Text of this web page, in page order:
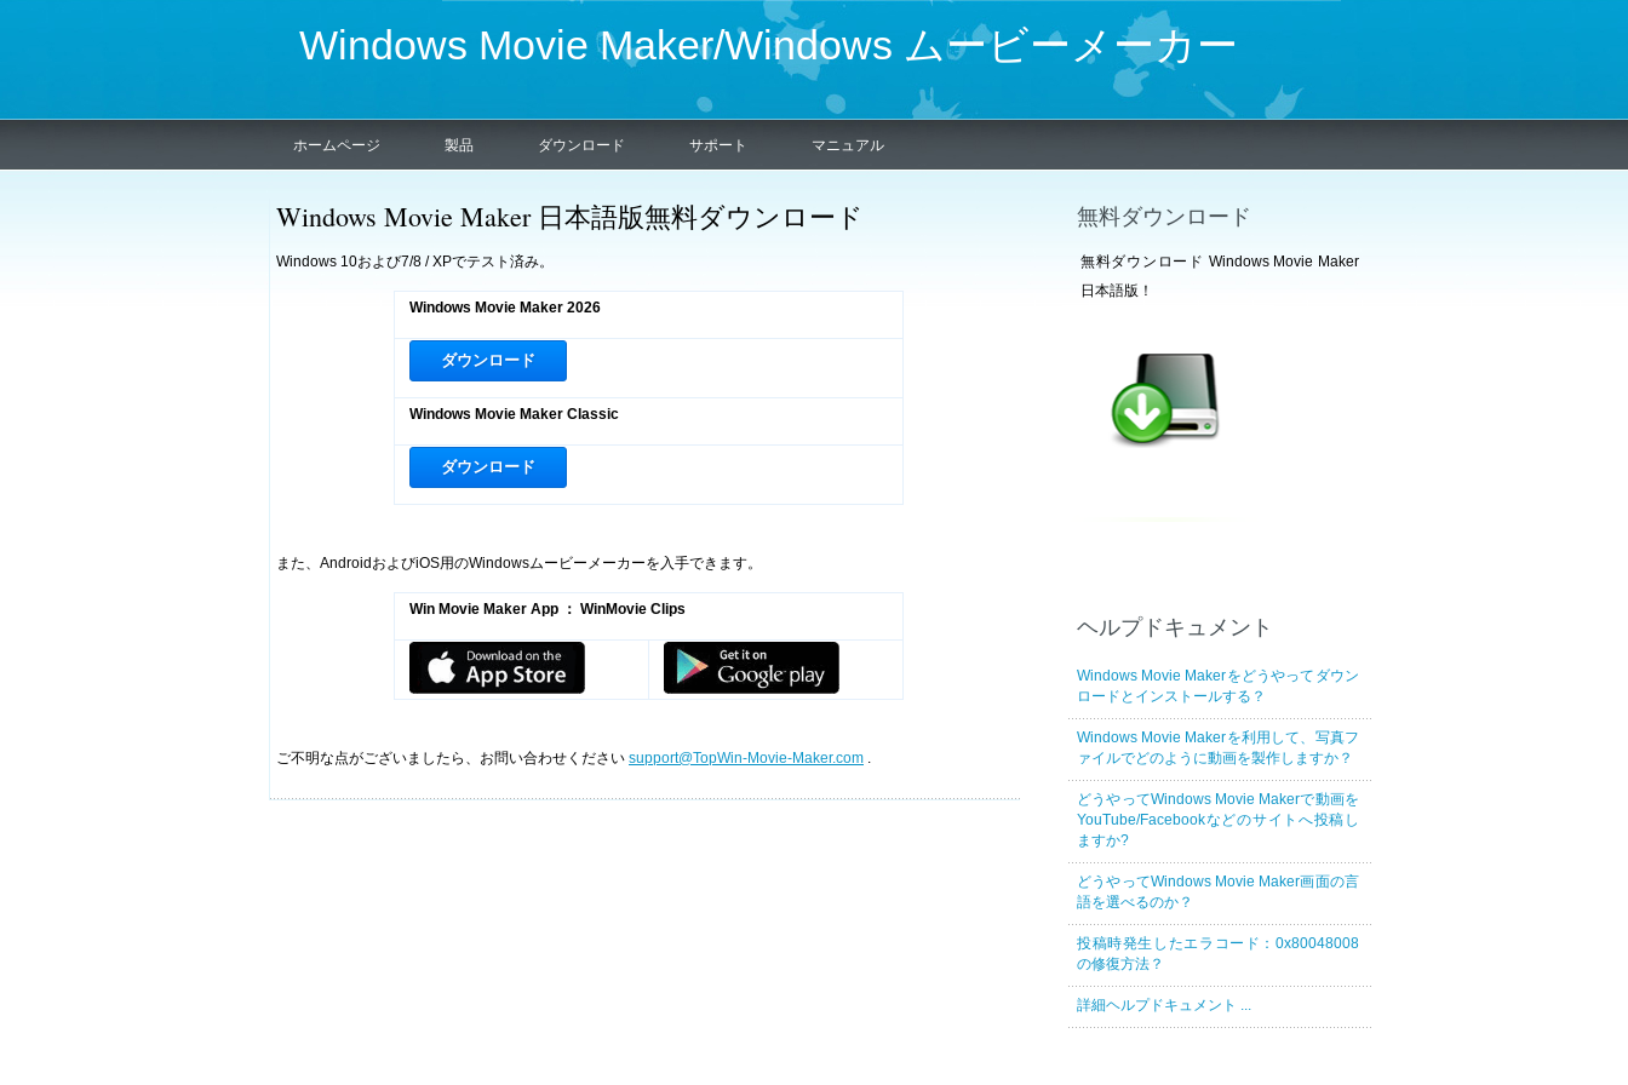
Windows Movie Maker/Windows ムービーメーカー
ホームページ 製品 ダウンロード サポート マニュアル
Windows Movie Maker 日本語版無料ダウンロード
Windows 10および7/8 / XPでテスト済み。
Windows Movie Maker 2026
ダウンロード
Windows Movie Maker Classic
ダウンロード
また、AndroidおよびiOS用のWindowsムービーメーカーを入手できます。
Win Movie Maker App ： WinMovie Clips
ご不明な点がございましたら、お問い合わせください support@TopWin-Movie-Maker.com .
無料ダウンロード
無料ダウンロード Windows Movie Maker
日本語版！
ヘルプドキュメント
Windows Movie Makerをどうやってダウン
ロードとインストールする？
Windows Movie Makerを利用して、写真フ
ァイルでどのように動画を製作しますか？
どうやってWindows Movie Makerで動画を
YouTube/Facebookなどのサイトへ投稿し
ますか?
どうやってWindows Movie Maker画面の言
語を選べるのか？
投稿時発生したエラコード：0x80048008
の修復方法？
詳細ヘルプドキュメント ...